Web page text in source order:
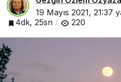
19 Mayıs 2021, 21:37
4dk, 25sn
220